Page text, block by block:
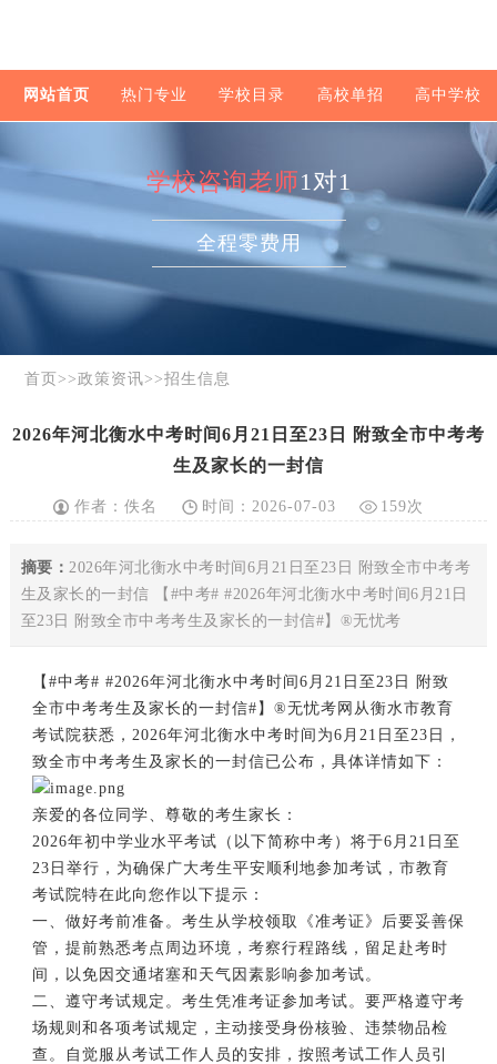
网站首页 热门专业 学校目录 高校单招 高中学校
学校咨询老师1对1
全程零费用
首页 >>政策资讯>>招生信息
2026年河北衡水中考时间6月21日至23日 附致全市中考考
生及家长的一封信
作者：佚名 时间：2026-07-03 159次
摘要： 2026年河北衡水中考时间6月21日至23日 附致全市中考考
生及家长的一封信 【#中考# #2026年河北衡水中考时间6月21日
至23日 附致全市中考考生及家长的一封信#】®无忧考
【#中考# #2026年河北衡水中考时间6月21日至23日 附致
全市中考考生及家长的一封信#】®无忧考网从衡水市教育
考试院获悉，2026年河北衡水中考时间为6月21日至23日，
致全市中考考生及家长的一封信已公布，具体详情如下：
亲爱的各位同学、尊敬的考生家长：
2026年初中学业水平考试（以下简称中考）将于6月21日至
23日举行，为确保广大考生平安顺利地参加考试，市教育
考试院特在此向您作以下提示：
一、做好考前准备。考生从学校领取《准考证》后要妥善保
管，提前熟悉考点周边环境，考察行程路线，留足赴考时
间，以免因交通堵塞和天气因素影响参加考试。
二、遵守考试规定。考生凭准考证参加考试。要严格遵守考
场规则和各项考试规定，主动接受身份核验、违禁物品检
查。自觉服从考试工作人员的安排，按照考试工作人员引